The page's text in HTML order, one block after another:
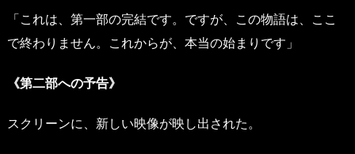
「これは、第一部の完結です。ですが、この物語は、ここ
で終わりません。これからが、本当の始まりです」
《第二部への予告》
スクリーンに、新しい映像が映し出された。